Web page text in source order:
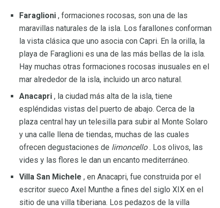
Faraglioni , formaciones rocosas, son una de las
maravillas naturales de la isla. Los farallones conforman
la vista clásica que uno asocia con Capri. En la orilla, la
playa de Faraglioni es una de las más bellas de la isla.
Hay muchas otras formaciones rocosas inusuales en el
mar alrededor de la isla, incluido un arco natural.
Anacapri , la ciudad más alta de la isla, tiene
espléndidas vistas del puerto de abajo. Cerca de la
plaza central hay un telesilla para subir al Monte Solaro
y una calle llena de tiendas, muchas de las cuales
ofrecen degustaciones de limoncello. Los olivos, las
vides y las flores le dan un encanto mediterráneo.
Villa San Michele , en Anacapri, fue construida por el
escritor sueco Axel Munthe a fines del siglo XIX en el
sitio de una villa tiberiana. Los pedazos de la villa